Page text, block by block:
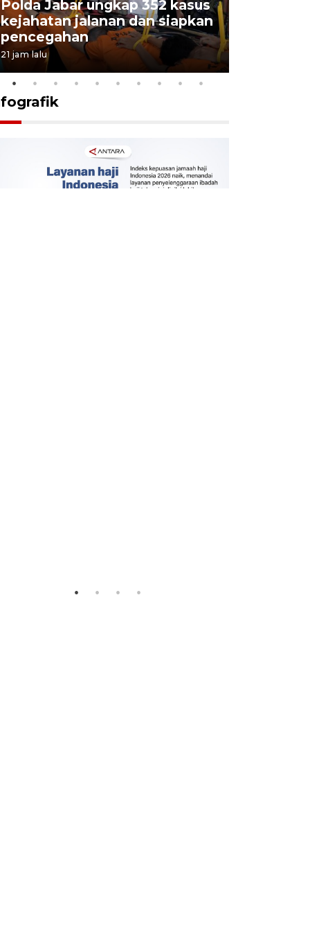
Polda Jabar ungkap 352 kasus
kejahatan jalanan dan siapkan
pencegahan
21 jam lalu